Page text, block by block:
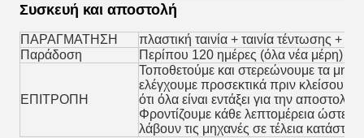
Συσκευή και αποστολή
ΠΑΡΑΓΜΑΤΗΣΗ
πλαστική ταινία + ταινία τέντωσης +
Παράδοση
Περίπου 120 ημέρες (όλα νέα μέρη)
ΕΠΙΤΡΟΠΗ
Τοποθετούμε και στερεώνουμε τα
ελέγχουμε προσεκτικά πριν
ότι όλα είναι εντάξει για την αποστολή.
Φροντίζουμε κάθε λεπτομέρεια ώστε
λάβουν τις μηχανές σε τέλεια